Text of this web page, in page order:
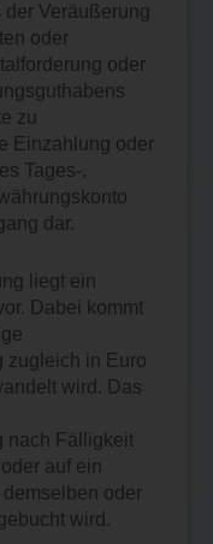
Veräußerung
oder
oder
zu
Einzahlung oder
Tages-,
dar.
liegt ein
Dabei kommt
zugleich in Euro
wird. Das
nach Fälligkeit
auf ein
oder
wird.